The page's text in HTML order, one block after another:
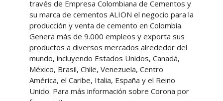
través de Empresa Colombiana de Cementos y
su marca de cementos ALION el negocio para la
producción y venta de cemento en Colombia.
Genera más de 9.000 empleos y exporta sus
productos a diversos mercados alrededor del
mundo, incluyendo Estados Unidos, Canadá,
México, Brasil, Chile, Venezuela, Centro
América, el Caribe, Italia, España y el Reino
Unido. Para más información sobre Corona por